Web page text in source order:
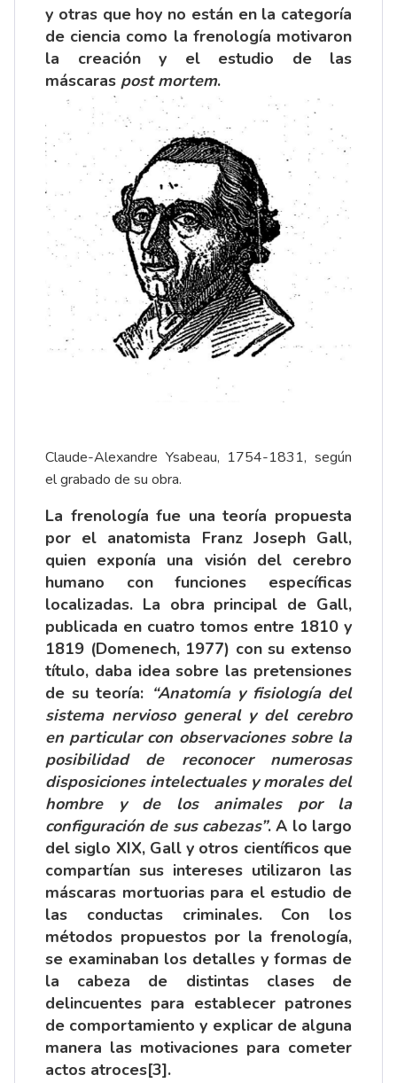
y otras que hoy no están en la categoría
de ciencia como la frenología motivaron
la creación y el estudio de las
máscaras post mortem.
Claude-Alexandre Ysabeau, 1754-1831, según
el grabado de su obra.
La frenología fue una teoría propuesta
por el anatomista Franz Joseph Gall,
quien exponía una visión del cerebro
humano con funciones específicas
localizadas. La obra principal de Gall,
publicada en cuatro tomos entre 1810 y
1819 (Domenech, 1977) con su extenso
título, daba idea sobre las pretensiones
de su teoría: “Anatomía y fisiología del
sistema nervioso general y del cerebro
en particular con observaciones sobre la
posibilidad de reconocer numerosas
disposiciones intelectuales y morales del
hombre y de los animales por la
configuración de sus cabezas”. A lo largo
del siglo XIX, Gall y otros científicos que
compartían sus intereses utilizaron las
máscaras mortuorias para el estudio de
las conductas criminales. Con los
métodos propuestos por la frenología,
se examinaban los detalles y formas de
la cabeza de distintas clases de
delincuentes para establecer patrones
de comportamiento y explicar de alguna
manera las motivaciones para cometer
actos atroces[3].